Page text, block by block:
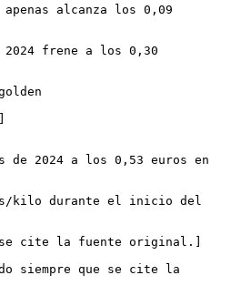
alcanza los 0,09
frene a los 0,30
de 2024 a los 0,53 euros en
kilo durante el inicio del
se cite la fuente original.]
siempre que se cite la